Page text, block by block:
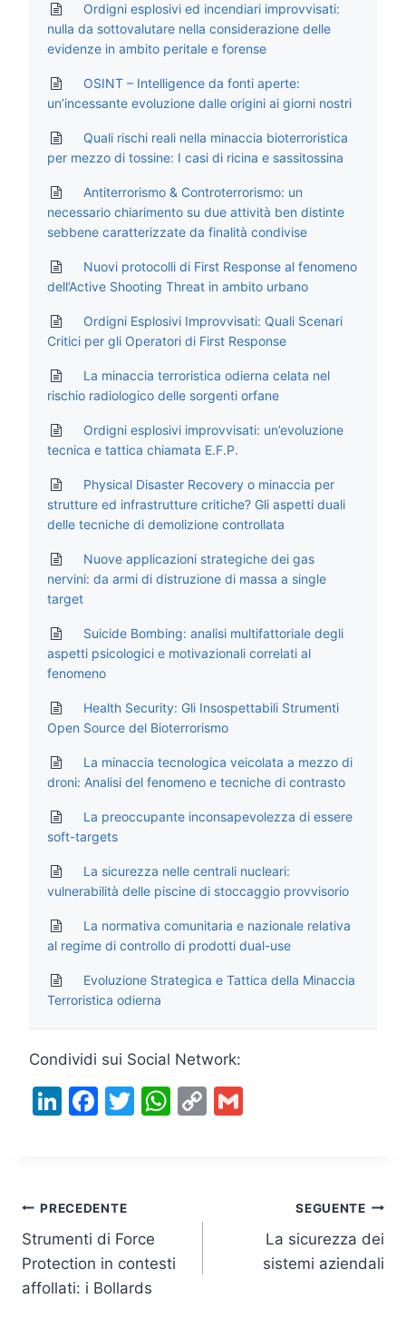
Ordigni esplosivi ed incendiari improvvisati:
nulla da sottovalutare nella considerazione delle
evidenze in ambito peritale e forense
OSINT – Intelligence da fonti aperte:
un’incessante evoluzione dalle origini ai giorni nostri
Quali rischi reali nella minaccia bioterroristica
per mezzo di tossine: I casi di ricina e sassitossina
Antiterrorismo & Controterrorismo: un
necessario chiarimento su due attività ben distinte
sebbene caratterizzate da finalità condivise
Nuovi protocolli di First Response al fenomeno
dell’Active Shooting Threat in ambito urbano
Ordigni Esplosivi Improvvisati: Quali Scenari
Critici per gli Operatori di First Response
La minaccia terroristica odierna celata nel
rischio radiologico delle sorgenti orfane
Ordigni esplosivi improvvisati: un’evoluzione
tecnica e tattica chiamata E.F.P.
Physical Disaster Recovery o minaccia per
strutture ed infrastrutture critiche? Gli aspetti duali
delle tecniche di demolizione controllata
Nuove applicazioni strategiche dei gas
nervini: da armi di distruzione di massa a single
target
Suicide Bombing: analisi multifattoriale degli
aspetti psicologici e motivazionali correlati al
fenomeno
Health Security: Gli Insospettabili Strumenti
Open Source del Bioterrorismo
La minaccia tecnologica veicolata a mezzo di
droni: Analisi del fenomeno e tecniche di contrasto
La preoccupante inconsapevolezza di essere
soft-targets
La sicurezza nelle centrali nucleari:
vulnerabilità delle piscine di stoccaggio provvisorio
La normativa comunitaria e nazionale relativa
al regime di controllo di prodotti dual-use
Evoluzione Strategica e Tattica della Minaccia
Terroristica odierna
Condividi sui Social Network:
Li
dI
n
F
b
o
o
k
T
W
p
C
Navigazione
articoli
PRECEDENTE
Strumenti di Force
Protection in contesti
affollati: i Bollards
SEGUENTE
La sicurezza dei
sistemi aziendali